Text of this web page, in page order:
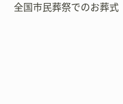
全国市民葬祭でのお葬式